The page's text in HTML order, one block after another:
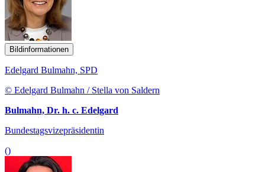
Bildinformationen
Edelgard Bulmahn, SPD
© Edelgard Bulmahn / Stella von Saldern
Bulmahn, Dr. h. c. Edelgard
Bundestagsvizepräsidentin
()